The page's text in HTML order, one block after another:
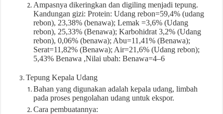
Ampasnya dikeringkan dan digiling menjadi tepung.
Kandungan gizi: Protein: Udang rebon=59,4% (udang
rebon), 23,38% (benawa); Lemak =3,6% (Udang
rebon), 25,33% (Benawa); Karbohidrat 3,2% (Udang
rebon), 0,06% (benawa); Abu=11,41% (Benawa);
Serat=11,82% (Benawa); Air=21,6% (Udang rebon);
5,43% Benawa ,Nilai ubah: Benawa=4–6
Tepung Kepala Udang
Bahan yang digunakan adalah kepala udang, limbah
pada proses pengolahan udang untuk ekspor.
Cara pembuatannya: